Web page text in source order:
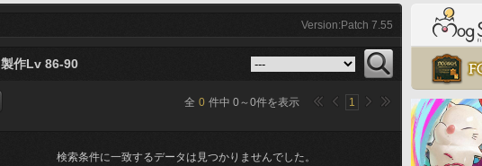
Version:Patch 7.55
製作Lv 86-90
全 0 件中 0～0件を表示 1
検索条件に一致するデータは見つかりませんでした。